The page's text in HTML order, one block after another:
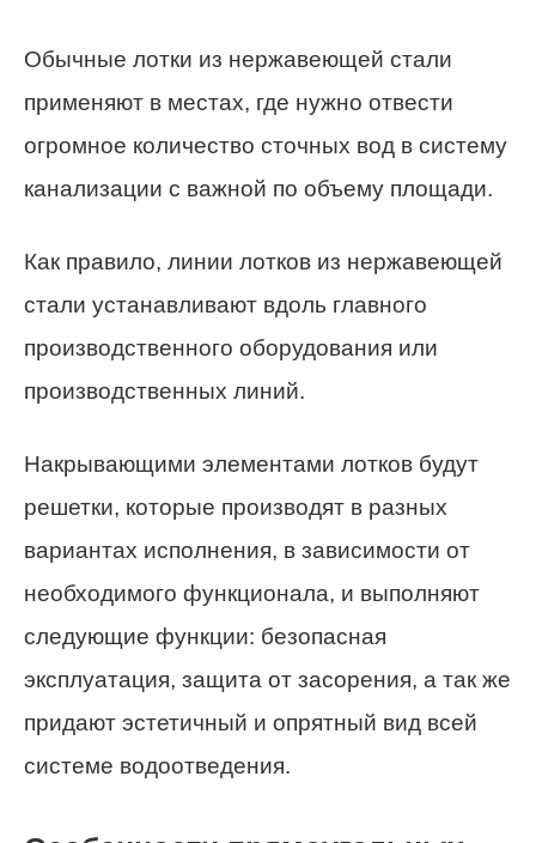
Обычные лотки из нержавеющей стали
применяют в местах, где нужно отвести
огромное количество сточных вод в систему
канализации с важной по объему площади.
Как правило, линии лотков из нержавеющей
стали устанавливают вдоль главного
производственного оборудования или
производственных линий.
Накрывающими элементами лотков будут
решетки, которые производят в разных
вариантах исполнения, в зависимости от
необходимого функционала, и выполняют
следующие функции: безопасная
эксплуатация, защита от засорения, а так же
придают эстетичный и опрятный вид всей
системе водоотведения.